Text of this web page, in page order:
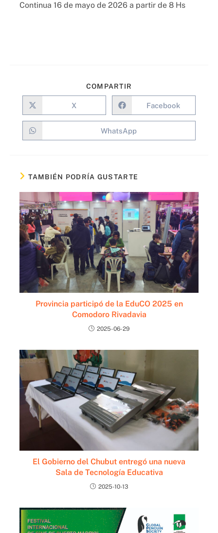
Continua 16 de mayo de 2026 a partir de 8 Hs
COMPARTIR
X Facebook
WhatsApp
TAMBIÉN PODRÍA GUSTARTE
Provincia participó de la EduCO 2025 en
Comodoro Rivadavia
2025-06-29
El Gobierno del Chubut entregó una nueva
Sala de Tecnología Educativa
2025-10-13